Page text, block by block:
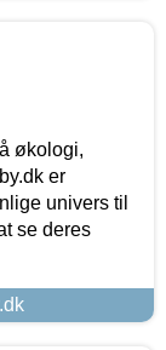
økologi,
er
univers til
se deres